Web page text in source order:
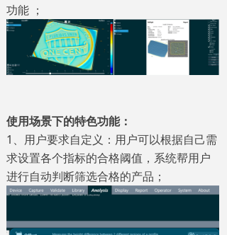
功能 ；
使用场景下的特色功能：
1、用户要求自定义：用户可以根据自己需
求设置各个指标的合格阈值，系统帮用户
进行自动判断筛选合格的产品；